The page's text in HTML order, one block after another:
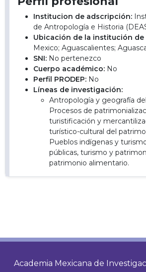
Institucion de adscripción:
de Antropología e Historia
Ubicación de la institución
Mexico; Aguascalientes;
SNI: No pertenezco
Cuerpo académico: No
Perfil PRODEP: No
Líneas de investigación:
Antropología y geografía
Procesos de
turistificación y
turístico-cultural del
Pueblos indígenas y
públicas, turismo y
patrimonio alimentario.
Academia Mexicana de